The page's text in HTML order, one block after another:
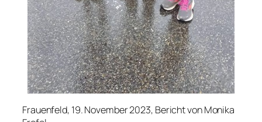
Frauenfeld, 19. November 2023, Bericht von Monika